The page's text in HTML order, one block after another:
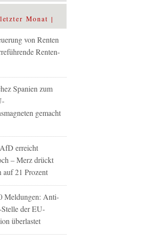
letzter Monat
von Renten
Renten-
Spanien zum
gemacht
erreicht
– Merz drückt
auf 21 Prozent
Meldungen: Anti-
der EU-
überlastet